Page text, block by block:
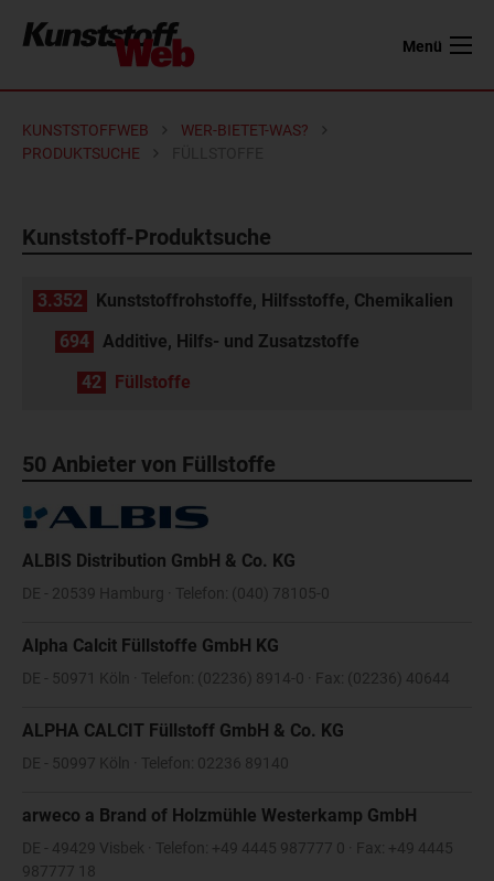
Menü
KUNSTSTOFFWEB
WER-BIETET-WAS?
PRODUKTSUCHE
Kunststoff-Produktsuche
3.352
Kunststoffrohstoffe, Hilfsstoffe, Chemikalien
694
Additive, Hilfs- und Zusatzstoffe
42
Füllstoffe
50 Anbieter von Füllstoffe
ALBIS Distribution GmbH & Co. KG
DE - 20539 Hamburg · Telefon: (040) 78105-0
Alpha Calcit Füllstoffe GmbH KG
DE - 50971 Köln · Telefon: (02236) 8914-0 · Fax: (02236) 40644
ALPHA CALCIT Füllstoff GmbH & Co. KG
DE - 50997 Köln · Telefon: 02236 89140
arweco a Brand of Holzmühle Westerkamp GmbH
DE - 49429 Visbek · Telefon: +49 4445 987777 0 · Fax: +49 4445
987777 18